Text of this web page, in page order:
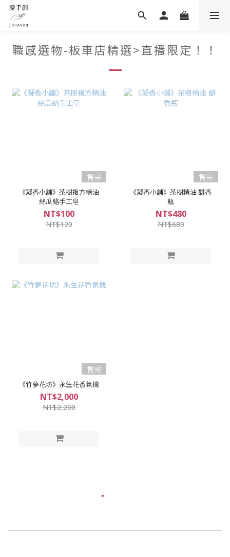
職感選物-板車店精選>直播限定！！
售完
《凝香小舖》茶樹複方精油
絲瓜絡手工皂
NT$100
NT$120
售完
《凝香小舖》茶樹精油 馡香
瓶
NT$480
NT$680
售完
《竹夢花坊》永生花香氛機
NT$2,000
NT$2,200